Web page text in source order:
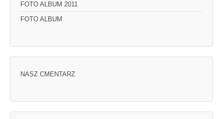
FOTO ALBUM 2011
FOTO ALBUM
NASZ CMENTARZ